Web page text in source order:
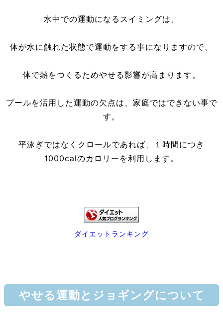
水中での運動になるスイミングは、
体が水に触れた状態で運動をする事になりますので、
体で熱をつくるためやせる影響が高まります。
プールを活用した運動の欠点は、家庭ではできない事で
す。
平泳ぎではなくクロールであれば、１時間につき
1000calのカロリーを利用します。
ダイエットランキング
やせる運動とジョギングについて